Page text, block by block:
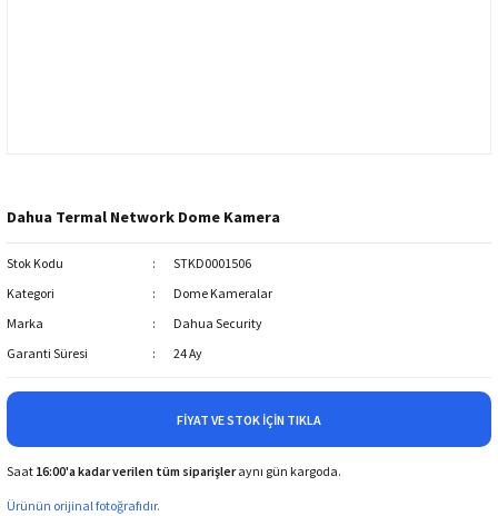
Dahua Termal Network Dome Kamera
Stok Kodu
STKD0001506
Kategori
Dome Kameralar
Marka
Dahua Security
Garanti Süresi
24 Ay
FIYAT VE STOK İÇIN TIKLA
Saat 16:00'a kadar verilen tüm siparişleraynı gün kargoda.
Ürünün orijinal fotoğrafıdır.